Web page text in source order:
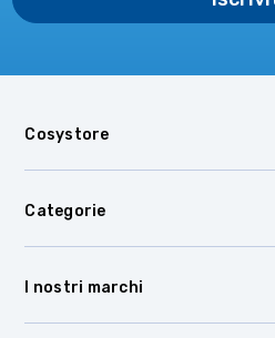
Cosystore
Categorie
I nostri marchi